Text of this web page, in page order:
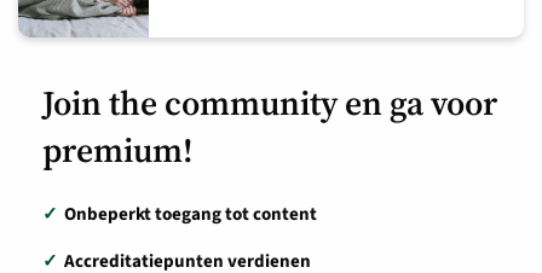
Join the community en ga voor
premium!
✓ Onbeperkt toegang tot content
✓ Accreditatiepunten verdienen